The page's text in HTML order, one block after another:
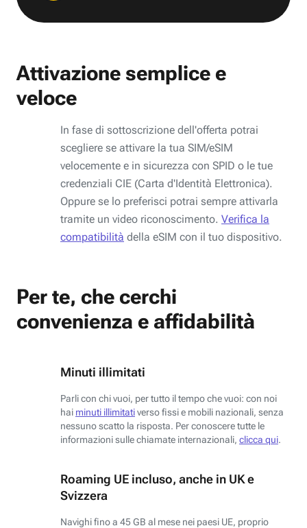
Attivazione semplice e
veloce
In fase di sottoscrizione dell'offerta potrai
scegliere se attivare la tua SIM/eSIM
velocemente e in sicurezza con SPID o le tue
credenziali CIE (Carta d'Identità Elettronica).
Oppure se lo preferisci potrai sempre attivarla
tramite un video riconoscimento. Verifica la
compatibilità della eSIM con il tuo dispositivo.
Per te, che cerchi
convenienza e affidabilità
Minuti illimitati
Parli con chi vuoi, per tutto il tempo che vuoi: con noi
hai minuti illimitativerso fissi e mobili nazionali, senza
nessuno scatto la risposta. Per conoscere tutte le
informazioni sulle chiamate internazionali, clicca qui.
Roaming UE incluso, anche in UK e
Svizzera
Navighi fino a 45 GB al mese nei paesi UE, proprio